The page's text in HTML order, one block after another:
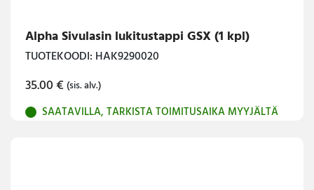
Alpha Sivulasin lukitustappi GSX (1 kpl)
TUOTEKOODI: HAK9290020
35.00€ (sis. alv.)
SAATAVILLA, TARKISTA TOIMITUSAIKA MYYJÄLTÄ